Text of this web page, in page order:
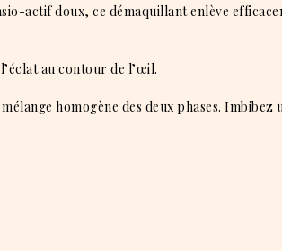
actif doux, ce démaquillant enlève
au contour de l’œil.
homogène des deux phases.